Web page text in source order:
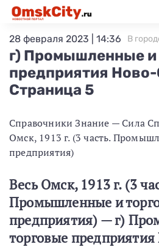
г) Промышленные и
предприятия
Страница 5
28 февраля 2023 | 14:36 В
Справочники Знание — Сила
Омск, 1913 г. (3 часть.
предприятия)
Весь Омск, 1913 г. (3
Промышленные и
предприятия) — г)
торговые